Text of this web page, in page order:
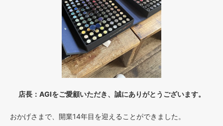
店長：AGIをご愛顧いただき、誠にありがとうございます。
おかげさまで、開業14年目を迎えることができました。